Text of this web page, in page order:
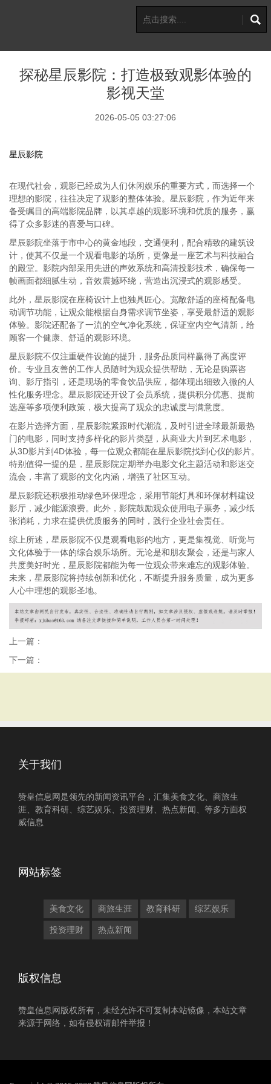
探秘星辰影院：打造极致观影体验的
影视天堂
2026-05-05 03:27:06
星辰影院
在现代社会，观影已经成为人们休闲娱乐的重要方式，而选择一个
理想的影院，往往决定了观影的整体体验。星辰影院，作为近年来
备受瞩目的高端影院品牌，以其卓越的观影环境和优质的服务，赢
得了众多影迷的喜爱与口碑。
星辰影院坐落于市中心的黄金地段，交通便利，配合精致的建筑设
计，使其不仅是一个观看电影的场所，更像是一座艺术与科技融合
的殿堂。影院内部采用先进的声效系统和高清投影技术，确保每一
帧画面都细腻生动，音效震撼环绕，营造出沉浸式的观影感受。
此外，星辰影院在座椅设计上也独具匠心。宽敞舒适的座椅配备电
动调节功能，让观众能根据自身需求调节坐姿，享受最舒适的观影
体验。影院还配备了一流的空气净化系统，保证室内空气清新，给
顾客一个健康、舒适的观影环境。
星辰影院不仅注重硬件设施的提升，服务品质同样赢得了高度评
价。专业且友善的工作人员随时为观众提供帮助，无论是购票咨
询、影厅指引，还是现场的零食饮品供应，都体现出细致入微的人
性化服务理念。星辰影院还开设了会员系统，提供积分优惠、提前
选座等多项便利政策，极大提高了观众的忠诚度与满意度。
在影片选择方面，星辰影院紧跟时代潮流，及时引进全球最新最热
门的电影，同时支持多样化的影片类型，从商业大片到艺术电影，
从3D影片到4D体验，每一位观众都能在星辰影院找到心仪的影片。
特别值得一提的是，星辰影院定期举办电影文化主题活动和影迷交
流会，丰富了观影的文化内涵，增强了社区互动。
星辰影院还积极推动绿色环保理念，采用节能灯具和环保材料建设
影厅，减少能源浪费。此外，影院鼓励观众使用电子票务，减少纸
张消耗，力求在提供优质服务的同时，践行企业社会责任。
综上所述，星辰影院不仅是观看电影的地方，更是集视觉、听觉与
文化体验于一体的综合娱乐场所。无论是和朋友聚会，还是与家人
共度美好时光，星辰影院都能为每一位观众带来难忘的观影体验。
未来，星辰影院将持续创新和优化，不断提升服务质量，成为更多
人心中理想的观影圣地。
上一篇：
下一篇：
关于我们
赞皇信息网是领先的新闻资讯平台，汇集美食文化、商旅生
涯、教育科研、综艺娱乐、投资理财、热点新闻、等多方面权
威信息
网站标签
美食文化 商旅生涯 教育科研 综艺娱乐
投资理财 热点新闻
版权信息
赞皇信息网版权所有，未经允许不可复制本站镜像，本站文章
来源于网络，如有侵权请邮件举报！